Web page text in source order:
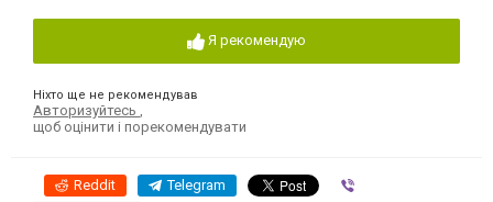
Я рекомендую
Ніхто ще не рекомендував
Авторизуйтесь
щоб оцінити і порекомендувати
Reddit Telegram